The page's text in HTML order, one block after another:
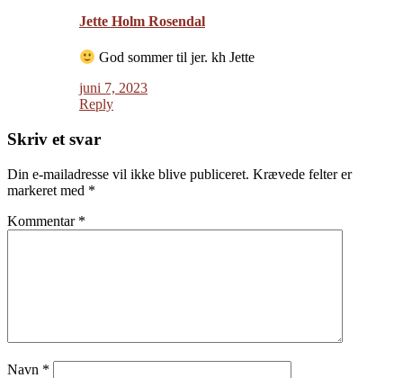
Jette Holm Rosendal
God sommer til jer. kh Jette
juni 7, 2023
Reply
Skriv et svar
Din e-mailadresse vil ikke blive publiceret. Krævede felter er
markeret med *
Kommentar *
Navn *